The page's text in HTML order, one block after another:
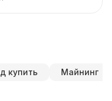
купить Майнинг